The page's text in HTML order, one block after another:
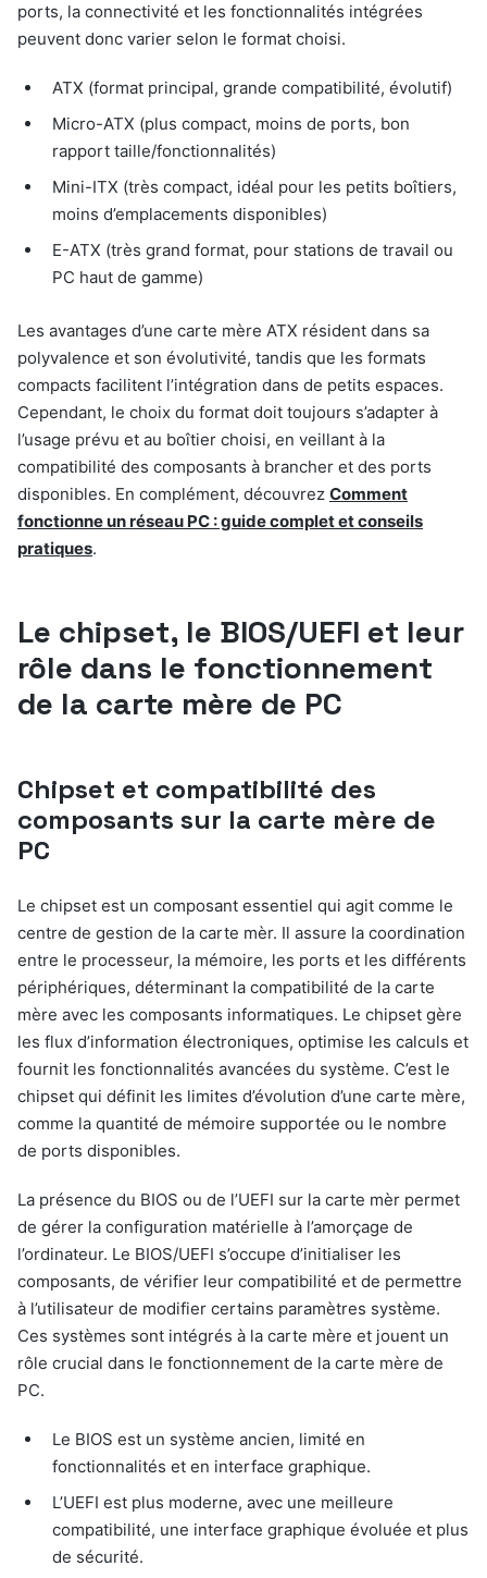
ports, la connectivité et les fonctionnalités intégrées
peuvent donc varier selon le format choisi.
ATX (format principal, grande compatibilité, évolutif)
Micro-ATX (plus compact, moins de ports, bon
rapport taille/fonctionnalités)
Mini-ITX (très compact, idéal pour les petits boîtiers,
moins d’emplacements disponibles)
E-ATX (très grand format, pour stations de travail ou
PC haut de gamme)
Les avantages d’une carte mère ATX résident dans sa
polyvalence et son évolutivité, tandis que les formats
compacts facilitent l’intégration dans de petits espaces.
Cependant, le choix du format doit toujours s’adapter à
l’usage prévu et au boîtier choisi, en veillant à la
compatibilité des composants à brancher et des ports
disponibles. En complément, découvrez Comment
fonctionne un réseau PC : guide complet et conseils
pratiques.
Le chipset, le BIOS/UEFI et leur
rôle dans le fonctionnement
de la carte mère de PC
Chipset et compatibilité des
composants sur la carte mère de
PC
Le chipset est un composant essentiel qui agit comme le
centre de gestion de la carte mèr. Il assure la coordination
entre le processeur, la mémoire, les ports et les différents
périphériques, déterminant la compatibilité de la carte
mère avec les composants informatiques. Le chipset gère
les flux d’information électroniques, optimise les calculs et
fournit les fonctionnalités avancées du système. C’est le
chipset qui définit les limites d’évolution d’une carte mère,
comme la quantité de mémoire supportée ou le nombre
de ports disponibles.
La présence du BIOS ou de l’UEFI sur la carte mèr permet
de gérer la configuration matérielle à l’amorçage de
l’ordinateur. Le BIOS/UEFI s’occupe d’initialiser les
composants, de vérifier leur compatibilité et de permettre
à l’utilisateur de modifier certains paramètres système.
Ces systèmes sont intégrés à la carte mère et jouent un
rôle crucial dans le fonctionnement de la carte mère de
PC.
Le BIOS est un système ancien, limité en
fonctionnalités et en interface graphique.
L’UEFI est plus moderne, avec une meilleure
compatibilité, une interface graphique évoluée et plus
de sécurité.